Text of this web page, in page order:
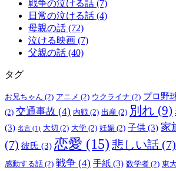
戦争の泣ける話 (7)
日常の泣ける話 (4)
母親の話 (72)
泣ける映画 (7)
父親の話 (40)
タグ
お兄ちゃん (2) アニメ (2) ウクライナ (2) プロ野
(2) 交通事故 (4) 内戦 (2) 出産 (2) 別れ (9)
(3) 名言 (1) 大切 (2) 大学 (2) 妊娠 (2) 子供 (3) 家
(7) 彼氏 (3) 恋愛 (15) 悲しい話 (7)
感動する話 (2) 戦争 (4) 手紙 (3) 数学者 (2) 東